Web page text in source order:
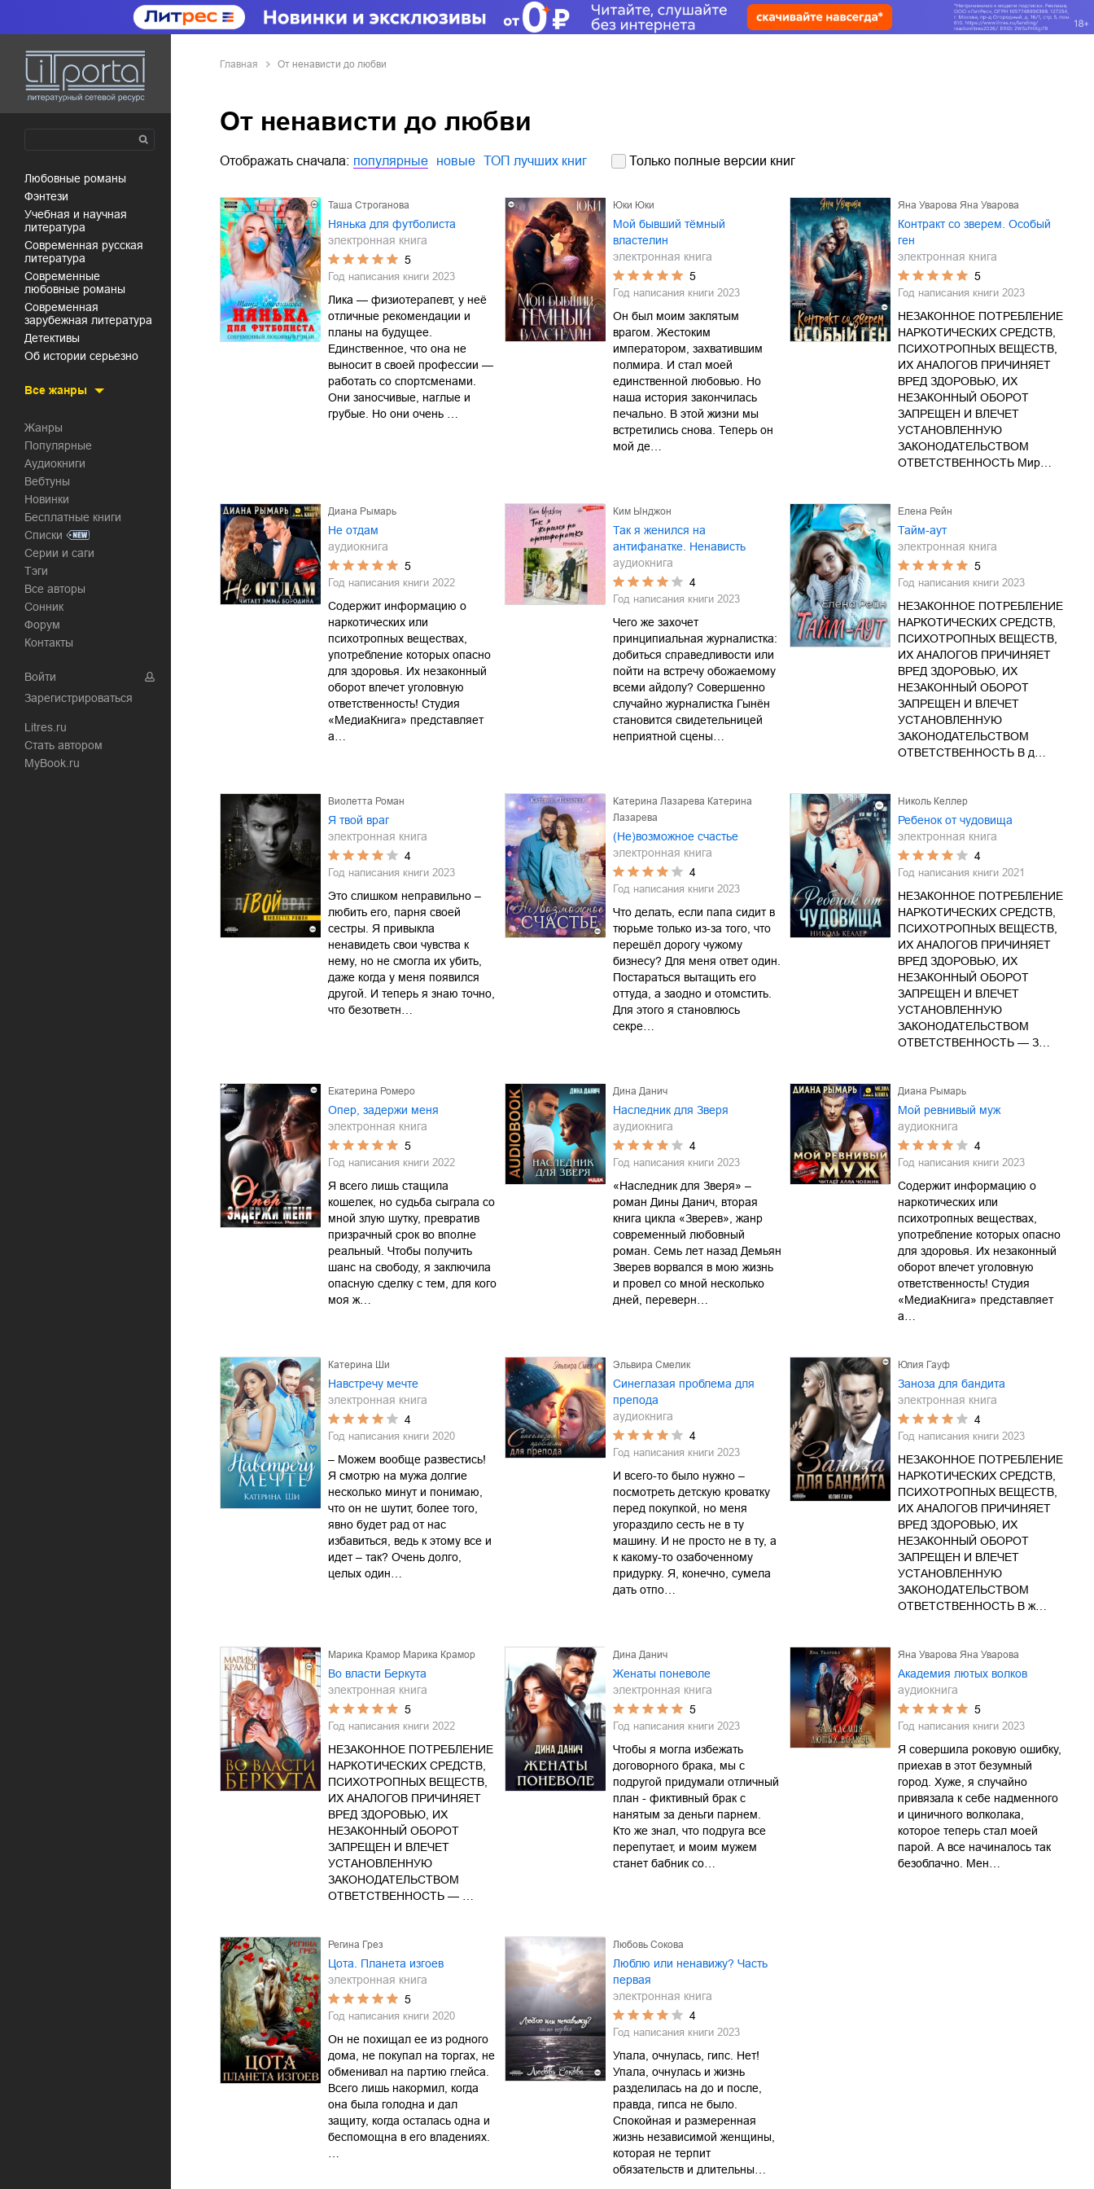
любовные романы
фэнтези
учебная и научная
литература
современная русская
литература
современные
любовные романы
современная
зарубежная литература
детективы
об истории серьезно
Все жанры
Жанры
Популярные
Аудиокниги
Вебтуны
Новинки
Бесплатные книги
Списки
Серии и саги
Тэги
Все авторы
Сонник
Форум
Контакты
Войти
Зарегистрироваться
Litres.ru
Стать автором
MyBook.ru
Главная От ненависти до любви
От ненависти до любви
Отображать сначала: популярные новые ТОП лучших книг Только полные версии книг
Таша Строганова
Нянька для футболиста
электронная книга
5
Год написания книги 2023
Лика — физиотерапевт, у неё
отличные рекомендации и
планы на будущее.
Единственное, что она не
выносит в своей профессии —
работать со спортсменами.
Они заносчивые, наглые и
грубые. Но они очень …
Юки Юки
Мой бывший тёмный
властелин
электронная книга
5
Год написания книги 2023
Он был моим заклятым
врагом. Жестоким
императором, захватившим
полмира. И стал моей
единственной любовью. Но
наша история закончилась
печально. В этой жизни мы
встретились снова. Теперь он
мой де…
Яна Уварова Яна Уварова
Контракт со зверем. Особый
ген
электронная книга
5
Год написания книги 2023
НЕЗАКОННОЕ ПОТРЕБЛЕНИЕ
НАРКОТИЧЕСКИХ СРЕДСТВ,
ПСИХОТРОПНЫХ ВЕЩЕСТВ,
ИХ АНАЛОГОВ ПРИЧИНЯЕТ
ВРЕД ЗДОРОВЬЮ, ИХ
НЕЗАКОННЫЙ ОБОРОТ
ЗАПРЕЩЕН И ВЛЕЧЕТ
УСТАНОВЛЕННУЮ
ЗАКОНОДАТЕЛЬСТВОМ
ОТВЕТСТВЕННОСТЬ Мир…
Диана Рымарь
Не отдам
аудиокнига
5
Год написания книги 2022
Содержит информацию о
наркотических или
психотропных веществах,
употребление которых опасно
для здоровья. Их незаконный
оборот влечет уголовную
ответственность! Студия
«МедиаКнига» представляет
а…
Ким Ынджон
Так я женился на
антифанатке. Ненависть
аудиокнига
4
Год написания книги 2023
Чего же захочет
принципиальная журналистка:
добиться справедливости или
пойти на встречу обожаемому
всеми айдолу? Совершенно
случайно журналистка Гынён
становится свидетельницей
неприятной сцены…
Елена Рейн
Тайм-аут
электронная книга
5
Год написания книги 2023
НЕЗАКОННОЕ ПОТРЕБЛЕНИЕ
НАРКОТИЧЕСКИХ СРЕДСТВ,
ПСИХОТРОПНЫХ ВЕЩЕСТВ,
ИХ АНАЛОГОВ ПРИЧИНЯЕТ
ВРЕД ЗДОРОВЬЮ, ИХ
НЕЗАКОННЫЙ ОБОРОТ
ЗАПРЕЩЕН И ВЛЕЧЕТ
УСТАНОВЛЕННУЮ
ЗАКОНОДАТЕЛЬСТВОМ
ОТВЕТСТВЕННОСТЬ В д…
Виолетта Роман
Я твой враг
электронная книга
4
Год написания книги 2023
Это слишком неправильно –
любить его, парня своей
сестры. Я привыкла
ненавидеть свои чувства к
нему, но не смогла их убить,
даже когда у меня появился
другой. И теперь я знаю точно,
что безответн…
Катерина Лазарева Катерина
Лазарева
(Не)возможное счастье
электронная книга
4
Год написания книги 2023
Что делать, если папа сидит в
тюрьме только из-за того, что
перешёл дорогу чужому
бизнесу? Для меня ответ один.
Постараться вытащить его
оттуда, а заодно и отомстить.
Для этого я становлюсь
секре…
Николь Келлер
Ребенок от чудовища
электронная книга
4
Год написания книги 2021
НЕЗАКОННОЕ ПОТРЕБЛЕНИЕ
НАРКОТИЧЕСКИХ СРЕДСТВ,
ПСИХОТРОПНЫХ ВЕЩЕСТВ,
ИХ АНАЛОГОВ ПРИЧИНЯЕТ
ВРЕД ЗДОРОВЬЮ, ИХ
НЕЗАКОННЫЙ ОБОРОТ
ЗАПРЕЩЕН И ВЛЕЧЕТ
УСТАНОВЛЕННУЮ
ЗАКОНОДАТЕЛЬСТВОМ
ОТВЕТСТВЕННОСТЬ — З…
Екатерина Ромеро
Опер, задержи меня
электронная книга
5
Год написания книги 2022
Я всего лишь стащила
кошелек, но судьба сыграла со
мной злую шутку, превратив
призрачный срок во вполне
реальный. Чтобы получить
шанс на свободу, я заключила
опасную сделку с тем, для кого
моя ж…
Дина Данич
Наследник для Зверя
аудиокнига
4
Год написания книги 2023
«Наследник для Зверя» –
роман Дины Данич, вторая
книга цикла «Зверев», жанр
современный любовный
роман. Семь лет назад Демьян
Зверев ворвался в мою жизнь
и провел со мной несколько
дней, переверн…
Диана Рымарь
Мой ревнивый муж
аудиокнига
4
Год написания книги 2023
Содержит информацию о
наркотических или
психотропных веществах,
употребление которых опасно
для здоровья. Их незаконный
оборот влечет уголовную
ответственность! Студия
«МедиаКнига» представляет
а…
Катерина Ши
Навстречу мечте
электронная книга
4
Год написания книги 2020
– Можем вообще развестись!
Я смотрю на мужа долгие
несколько минут и понимаю,
что он не шутит, более того,
явно будет рад от нас
избавиться, ведь к этому все и
идет – так? Очень долго,
целых один…
Эльвира Смелик
Синеглазая проблема для
препода
аудиокнига
4
Год написания книги 2023
И всего-то было нужно –
посмотреть детскую кроватку
перед покупкой, но меня
угораздило сесть не в ту
машину. И не просто не в ту, а
к какому-то озабоченному
придурку. Я, конечно, сумела
дать отпо…
Юлия Гауф
Заноза для бандита
электронная книга
4
Год написания книги 2023
НЕЗАКОННОЕ ПОТРЕБЛЕНИЕ
НАРКОТИЧЕСКИХ СРЕДСТВ,
ПСИХОТРОПНЫХ ВЕЩЕСТВ,
ИХ АНАЛОГОВ ПРИЧИНЯЕТ
ВРЕД ЗДОРОВЬЮ, ИХ
НЕЗАКОННЫЙ ОБОРОТ
ЗАПРЕЩЕН И ВЛЕЧЕТ
УСТАНОВЛЕННУЮ
ЗАКОНОДАТЕЛЬСТВОМ
ОТВЕТСТВЕННОСТЬ В ж…
Марика Крамор Марика Крамор
Во власти Беркута
электронная книга
5
Год написания книги 2022
НЕЗАКОННОЕ ПОТРЕБЛЕНИЕ
НАРКОТИЧЕСКИХ СРЕДСТВ,
ПСИХОТРОПНЫХ ВЕЩЕСТВ,
ИХ АНАЛОГОВ ПРИЧИНЯЕТ
ВРЕД ЗДОРОВЬЮ, ИХ
НЕЗАКОННЫЙ ОБОРОТ
ЗАПРЕЩЕН И ВЛЕЧЕТ
УСТАНОВЛЕННУЮ
ЗАКОНОДАТЕЛЬСТВОМ
ОТВЕТСТВЕННОСТЬ — …
Дина Данич
Женаты поневоле
электронная книга
5
Год написания книги 2023
Чтобы я могла избежать
договорного брака, мы с
подругой придумали отличный
план - фиктивный брак с
нанятым за деньги парнем.
Кто же знал, что подруга все
перепутает, и моим мужем
станет бабник со…
Яна Уварова Яна Уварова
Академия лютых волков
аудиокнига
5
Год написания книги 2023
Я совершила роковую ошибку,
приехав в этот безумный
город. Хуже, я случайно
привязала к себе надменного
и циничного волколака,
которое теперь стал моей
парой. А все начиналось так
безоблачно. Мен…
Регина Грез
Цота. Планета изгоев
электронная книга
5
Год написания книги 2020
Он не похищал ее из родного
дома, не покупал на торгах, не
обменивал на партию глейса.
Всего лишь накормил, когда
она была голодна и дал
защиту, когда осталась одна и
беспомощна в его владениях.
Любовь Сокова
Люблю или ненавижу? Часть
первая
электронная книга
4
Год написания книги 2023
Упала, очнулась, гипс. Нет!
Упала, очнулась и жизнь
разделилась на до и после,
правда, гипса не было.
Спокойная и размеренная
жизнь независимой женщины,
которая не терпит
обязательств и длительны…